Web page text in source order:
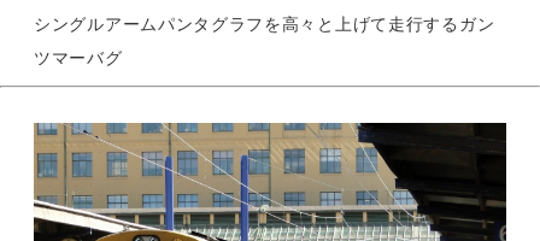
シングルアームパンタグラフを高々と上げて走行するガン
ツマーバグ